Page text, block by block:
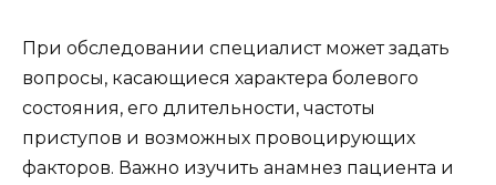
При обследовании специалист может задать
вопросы, касающиеся характера болевого
состояния, его длительности, частоты
приступов и возможных провоцирующих
факторов. Важно изучить анамнез пациента и